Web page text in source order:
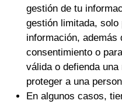
gestión de tu
gestión limitada,
información, además
consentimiento o
válida o defienda
proteger a una
En algunos casos,